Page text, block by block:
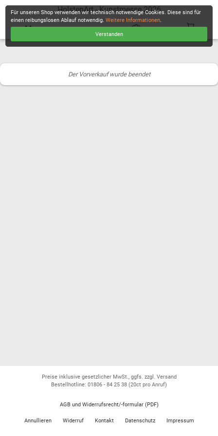
HolstenArt - Kunstmesse 2026
Der Vorverkauf wurde beendet
Für unseren Shop verwenden wir technisch notwendige Cookies. Diese sind für
einen reibungslosen Ablauf notwendig.Weitere Informationen.
Verstanden
Preise inklusive gesetzlicher MwSt., ggfs. zzgl. Versand
Bestellhotline: 01806 - 84 25 38 (20ct pro Anruf)
AGB und Widerrufsrecht/-formular (PDF)
Annullieren Widerruf Kontakt Datenschutz Impressum